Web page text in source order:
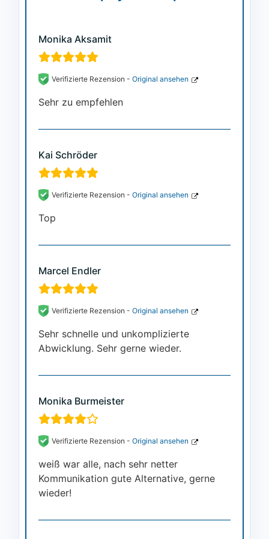
Monika Aksamit
Verifizierte Rezension - Original ansehen
Sehr zu empfehlen
Kai Schröder
Verifizierte Rezension - Original ansehen
Top
Marcel Endler
Verifizierte Rezension - Original ansehen
Sehr schnelle und unkomplizierte
Abwicklung. Sehr gerne wieder.
Monika Burmeister
Verifizierte Rezension - Original ansehen
weiß war alle, nach sehr netter
Kommunikation gute Alternative, gerne
wieder!